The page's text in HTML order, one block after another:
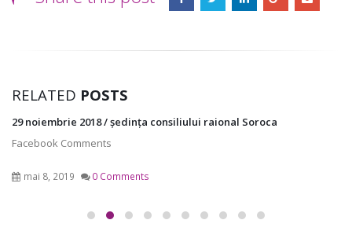
RELATED POSTS
29 noiembrie 2018 / ședința consiliului raional Soroca
Facebook Comments
mai 8, 2019 0 Comments